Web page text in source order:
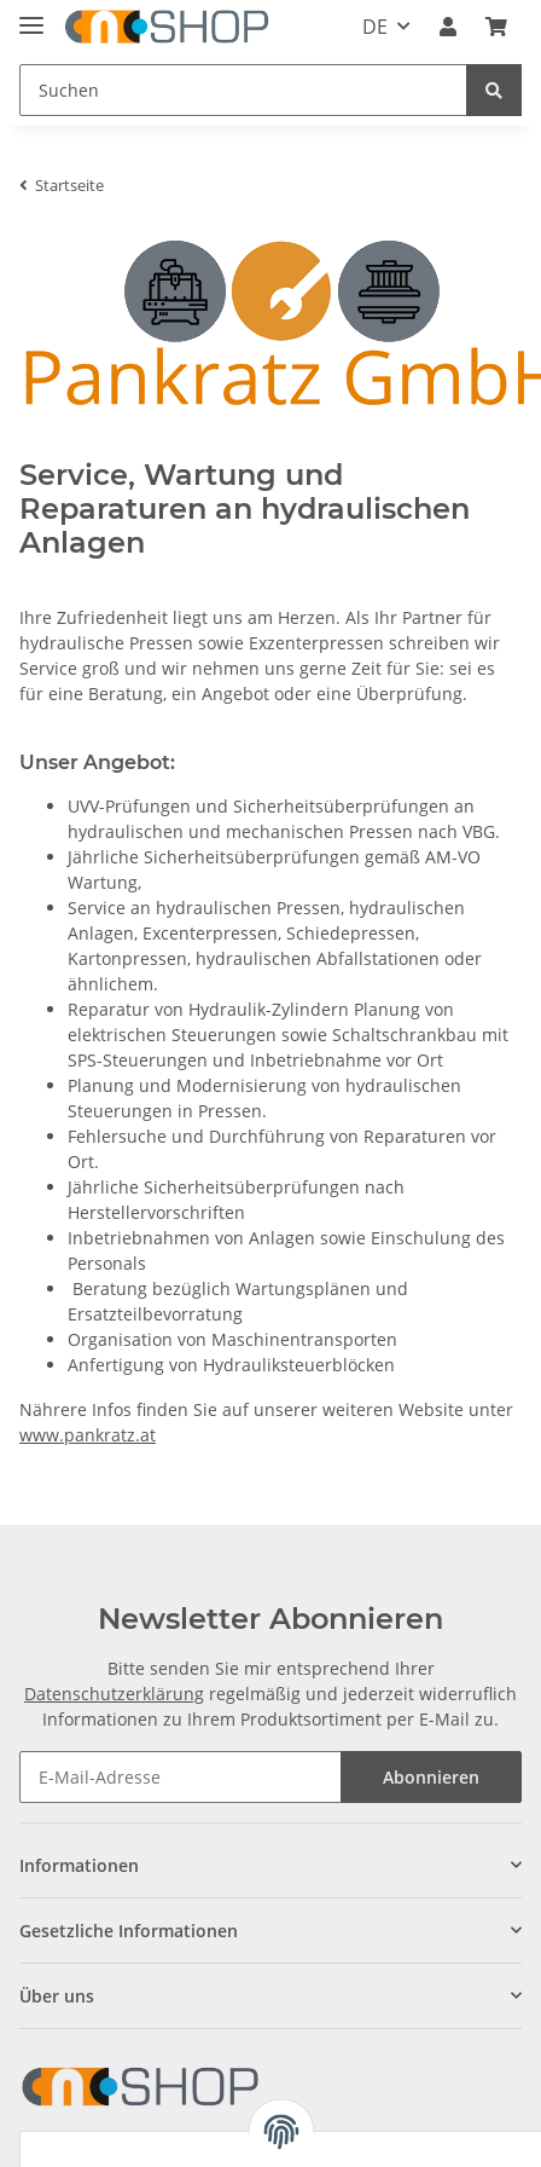
DE
Startseite
Service, Wartung und
Reparaturen an hydraulischen
Anlagen
Ihre Zufriedenheit liegt uns am Herzen. Als Ihr Partner für
hydraulische Pressen sowie Exzenterpressen schreiben wir
Service groß und wir nehmen uns gerne Zeit für Sie: sei es
für eine Beratung, ein Angebot oder eine Überprüfung.
Unser Angebot:
UVV-Prüfungen und Sicherheitsüberprüfungen an
hydraulischen und mechanischen Pressen nach VBG.
Jährliche Sicherheitsüberprüfungen gemäß AM-VO
Wartung,
Service an hydraulischen Pressen, hydraulischen
Anlagen, Excenterpressen, Schiedepressen,
Kartonpressen, hydraulischen Abfallstationen oder
ähnlichem.
Reparatur von Hydraulik-Zylindern Planung von
elektrischen Steuerungen sowie Schaltschrankbau mit
SPS-Steuerungen und Inbetriebnahme vor Ort
Planung und Modernisierung von hydraulischen
Steuerungen in Pressen.
Fehlersuche und Durchführung von Reparaturen vor
Ort.
Jährliche Sicherheitsüberprüfungen nach
Herstellervorschriften
Inbetriebnahmen von Anlagen sowie Einschulung des
Personals
Beratung bezüglich Wartungsplänen und
Ersatzteilbevorratung
Organisation von Maschinentransporten
Anfertigung von Hydrauliksteuerblöcken
Nährere Infos finden Sie auf unserer weiteren Website unter
www.pankratz.at
Newsletter Abonnieren
Bitte senden Sie mir entsprechend Ihrer
Datenschutzerklärung regelmäßig und jederzeit widerruflich
Informationen zu Ihrem Produktsortiment per E-Mail zu.
Abonnieren
Informationen
Gesetzliche Informationen
Über uns